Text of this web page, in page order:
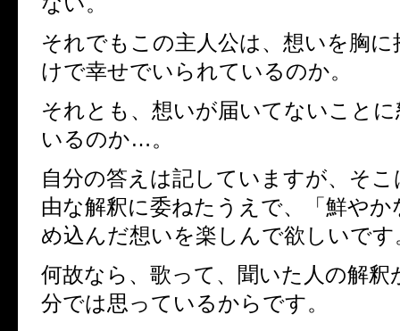
それでもこの主人公は、想いを胸
けで幸せでいられているのか。
それとも、想いが届いてないこと
いるのか…。
自分の答えは記していますが、そ
由な解釈に委ねたうえで、「鮮やか
め込んだ想いを楽しんで欲しいです
何故なら、歌って、聞いた人の解釈
分では思っているからです。